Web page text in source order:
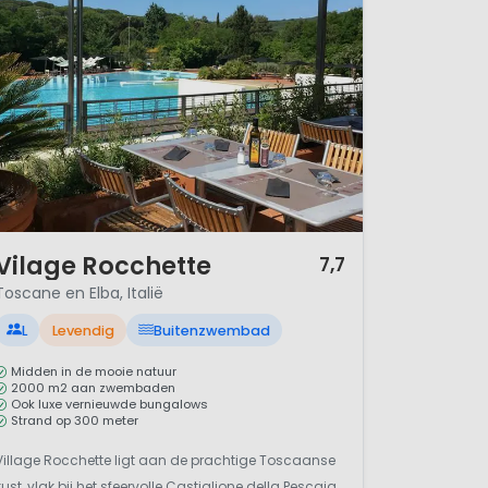
regio. Toscane ligt
vakantieregio voor
klimaat, het schitterende en
de liefhebber- de
1300-1400 km vanaf
als deCosta Bravain
van Italië naSardiniëen
uur te bereiken.
rotsige eiland met zijn
zonnebloemen en
Rocchette 7,7
en Elba, Italië
L Levendig Buitenzwembad
Midden in de mooie natuur
2000 m2 aan zwembaden
Ook luxe vernieuwde bungalows
Strand op 300 meter
Rocchette ligt aan de prachtige Toscaanse